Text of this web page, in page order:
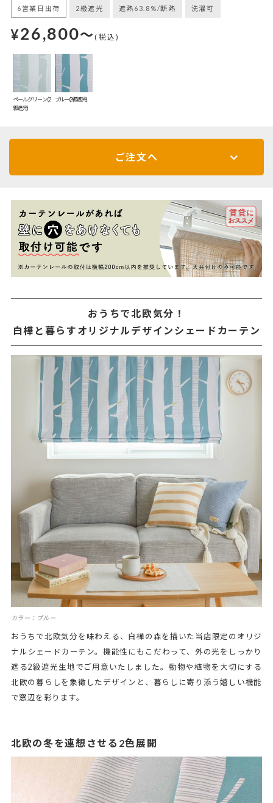
6営業日出荷 2級遮光 遮熱63.8%/断熱 洗濯可
¥26,800～(税込)
ペールグリーン(2
級遮光)
ブルー(2級遮光)
ご注文へ
おうちで北欧気分！
白樺と暮らすオリジナルデザインシェードカーテン
カラー：ブルー
おうちで北欧気分を味わえる、白樺の森を描いた当店限定のオリジ
ナルシェードカーテン。機能性にもこだわって、外の光をしっかり
遮る2級遮光生地でご用意いたしました。動物や植物を大切にする
北欧の暮らしを象徴したデザインと、暮らしに寄り添う嬉しい機能
で窓辺を彩ります。
北欧の冬を連想させる2色展開